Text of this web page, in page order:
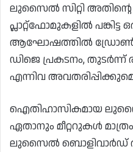
ലുസൈൽ സിറ്റി
പ്ലാറ്റ്‌ഫോമുകളിൽ പങ്കിട്ട
ആഘോഷത്തിൽ
ഡിജെ പ്രകടനം, തുടർന്ന്
എന്നിവ
ഐതിഹാസികമായ
ഏതാനും മീറ്ററുകൾ
ലുസൈൽ